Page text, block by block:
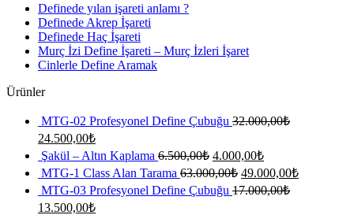
Definede yılan işareti anlamı ?
Definede Akrep İşareti
Definede Haç İşareti
Murç İzi Define İşareti – Murç İzleri İşaret
Cinlerle Define Aramak
Ürünler
MTG-02 Profesyonel Define Çubuğu 32.000,00₺
Orijinal
fiyat:
32.000,00₺.
24.500,00₺Şu
andaki
fiyat:
24.500,00₺.
Şakül – Altın Kaplama 6.500,00₺ Orijinal
fiyat:
6.500,00₺.
4.000,00₺Şu
andaki
fiyat:
4.000,00₺.
MTG-1 Class Alan Tarama 63.000,00₺ Orijinal
fiyat:
63.000,00₺.
49.000,00₺Şu
MTG-03 Profesyonel Define Çubuğu 17.000,00₺
Orijinal
13.500,00₺Şu